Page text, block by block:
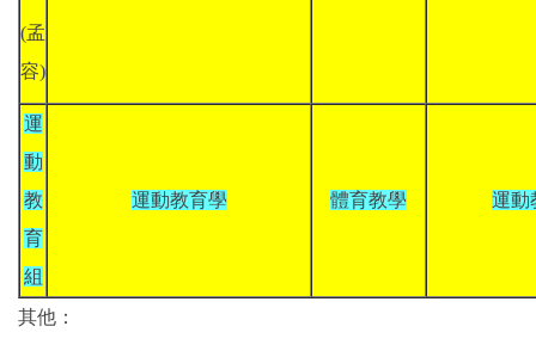
(孟
容)
運
動
教
育
組
運動教育學 體育教學 運動
其他：